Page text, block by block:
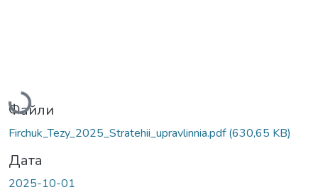
Вантажиться...
Файли
Firchuk_Tezy_2025_Stratehii_upravlinnia.pdf(630,65 KB)
Дата
2025-10-01